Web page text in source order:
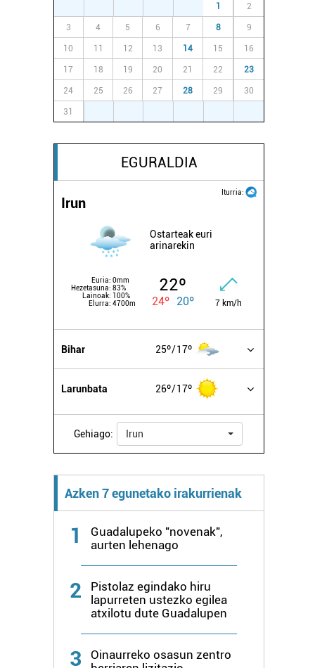
1 2
3 4 5 6 7 8 9
10 11 12 13 14 15 16
17 18 19 20 21 22 23
24 25 26 27 28 29 30
31
EGURALDIA
Iturria:
Irun
Ostarteak euri
arinarekin
Euria: 0mm
Hezetasuna: 83%
Lainoak: 100%
Elurra: 4700m
22º
24º 20º 7 km/h
Bihar 25º 17º
Larunbata 26º 17º
Gehiago: Irun
Azken 7 egunetako irakurrienak
1
Guadalupeko "novenak",
aurten lehenago
2
Pistolaz egindako hiru
lapurreten ustezko egilea
atxilotu dute Guadalupen
3
Oinaurreko osasun zentro